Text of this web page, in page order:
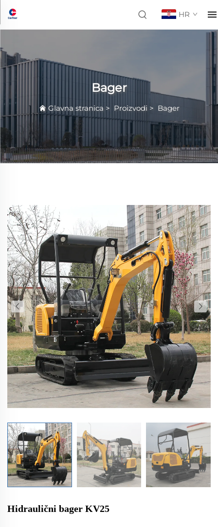
HR
Bager
Glavna stranica > Proizvodi > Bager
Hidraulični bager KV25